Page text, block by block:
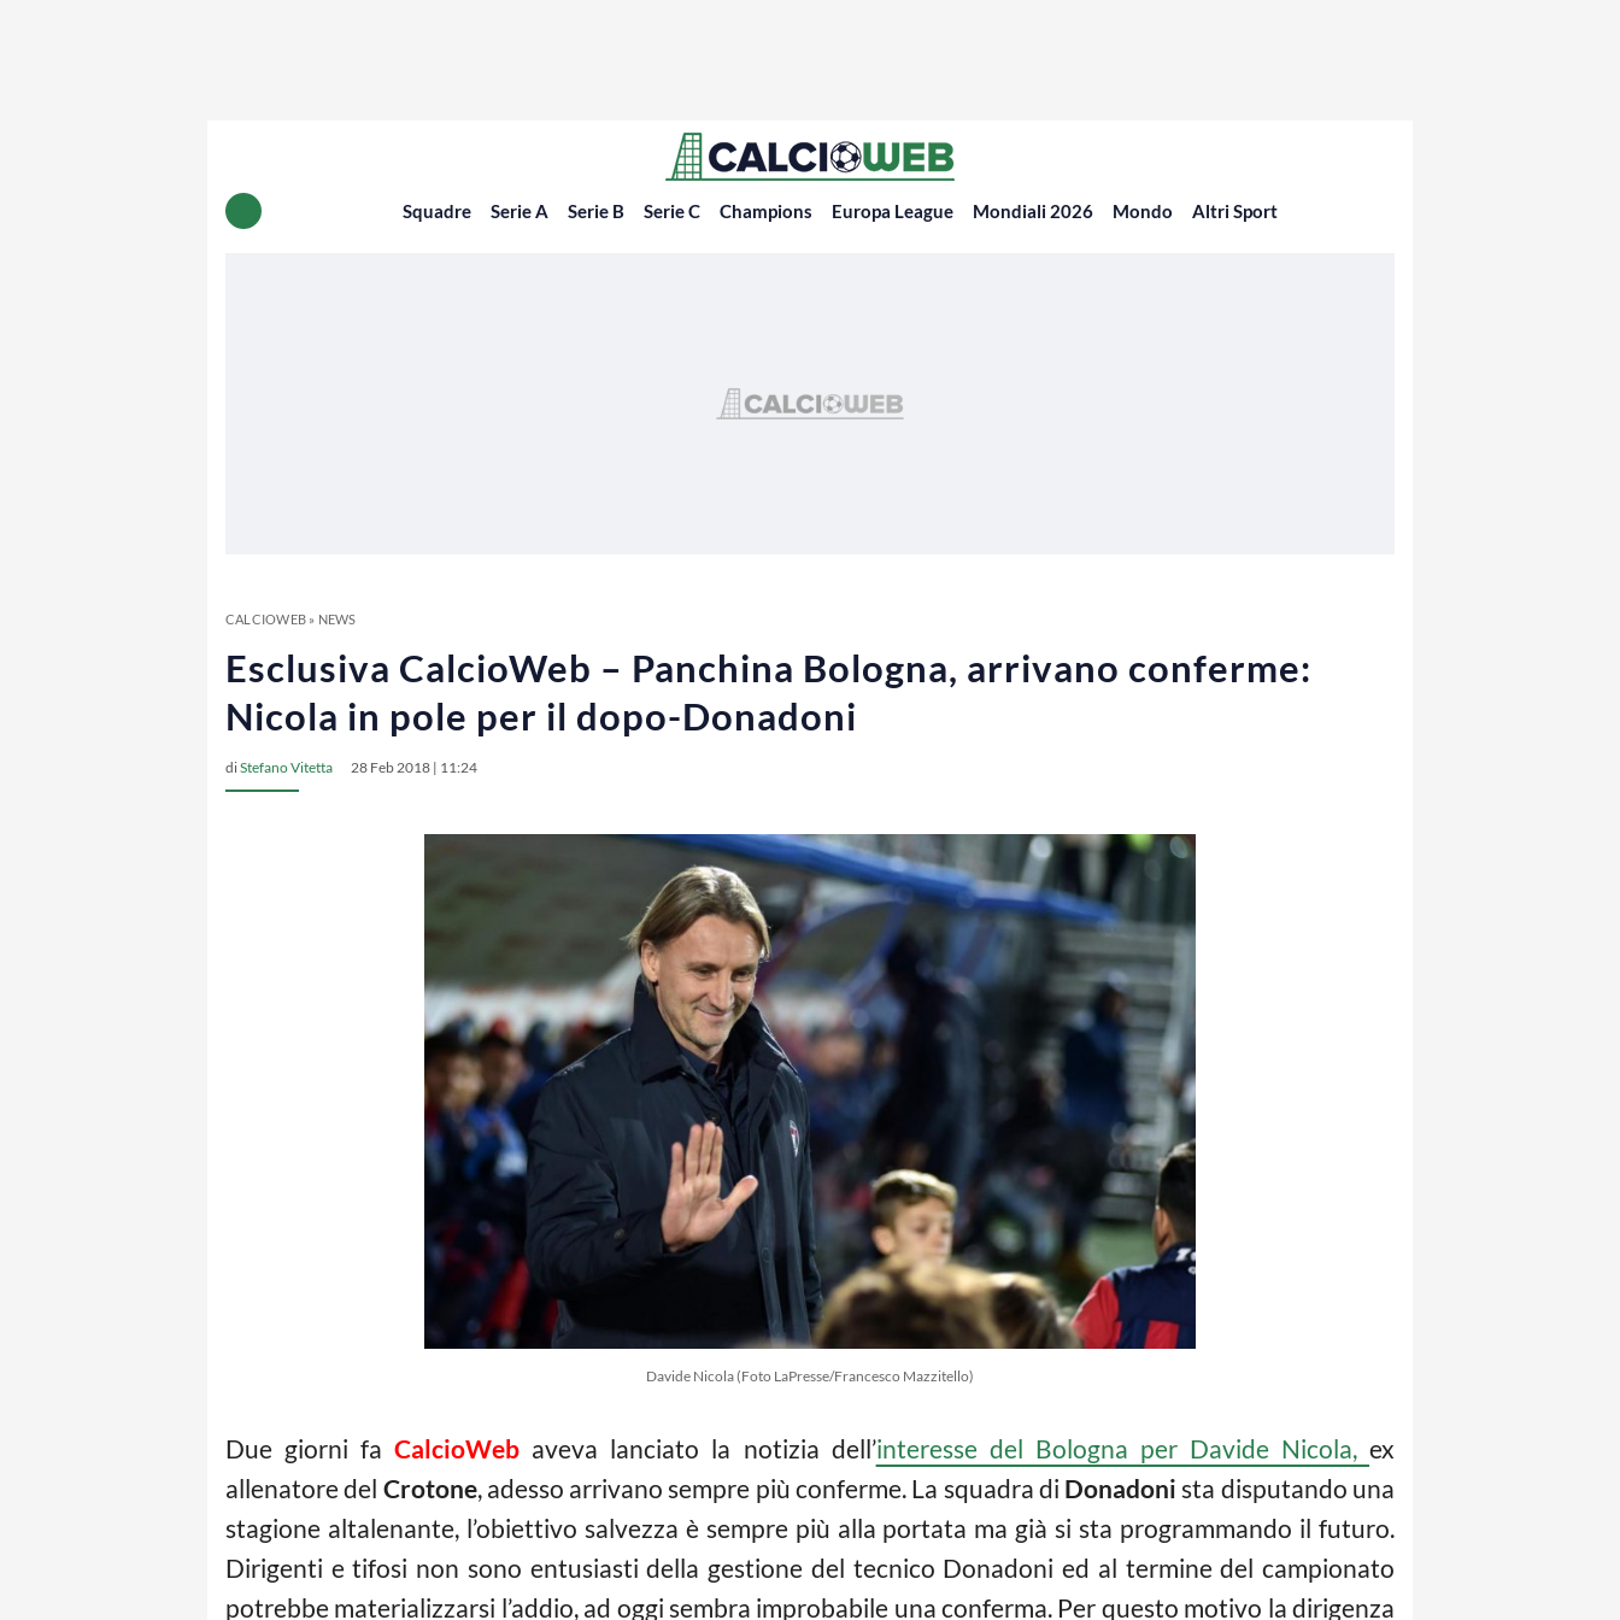
Squadre Serie A Serie B Serie C Champions Europa League Mondiali 2026 Mondo Altri Sport
CALCIOWEB» NEWS
Esclusiva CalcioWeb – Panchina Bologna, arrivano conferme:
Nicola in pole per il dopo-Donadoni
diStefano Vitetta 28 Feb 2018 | 11:24
Davide Nicola (Foto LaPresse/Francesco Mazzitello)
Due giorni faCalcioWeb aveva lanciato la notizia dell’interesse del Bologna per Davide Nicola,ex
allenatore del Crotone, adesso arrivano sempre più conferme. La squadra di Donadoni sta disputando una
stagione altalenante, l’obiettivo salvezza è sempre più alla portata ma già si sta programmando il futuro.
Dirigenti e tifosi non sono entusiasti della gestione del tecnico Donadoni ed al termine del campionato
potrebbe materializzarsi l’addio, ad oggi sembra improbabile una conferma. Per questo motivo la dirigenza